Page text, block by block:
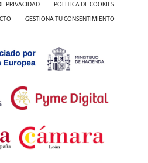
PRIVACIDAD POLÍTICA DE COOKIES
GESTIONA TU CONSENTIMIENTO